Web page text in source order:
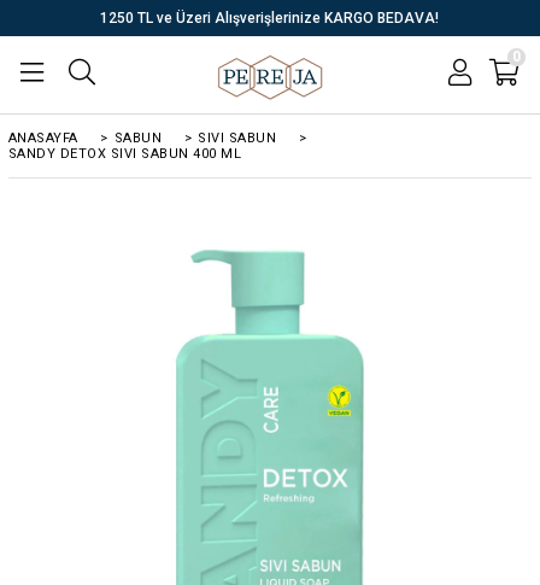
1250 TL ve Üzeri Alışverişlerinize KARGO BEDAVA!
0
ANASAYFA > SABUN > SIVI SABUN
>
SANDY DETOX SIVI SABUN 400 ML